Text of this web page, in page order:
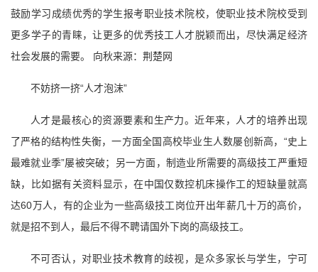
鼓励学习成绩优秀的学生报考职业技术院校，使职业技术院校受到
更多学子的青睐，让更多的优秀技工人才脱颖而出，尽快满足经济
社会发展的需要。 向秋来源：荆楚网
不妨挤一挤“人才泡沫”
人才是最核心的资源要素和生产力。近年来，人才的培养出现
了严格的结构性失衡，一方面全国高校毕业生人数屡创新高，“史上
最难就业季”屡被突破；另一方面，制造业所需要的高级技工严重短
缺，比如据有关资料显示，在中国仅数控机床操作工的短缺量就高
达60万人，有的企业为一些高级技工岗位开出年薪几十万的高价，
就是招不到人，最后不得不聘请国外下岗的高级技工。
不可否认，对职业技术教育的歧视，是众多家长与学生，宁可